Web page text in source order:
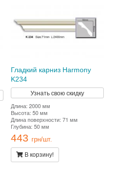
Гладкий карниз Harmony
K234
Узнать свою скидку
Длина: 2000 мм
Высота: 50 мм
Длина поверхности: 71 мм
Глубина: 50 мм
443 грн/шт.
В корзину!